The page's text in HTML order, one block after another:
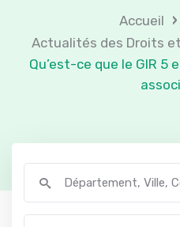
Accueil ›
Actualités des Droits
Qu’est-ce que le GIR